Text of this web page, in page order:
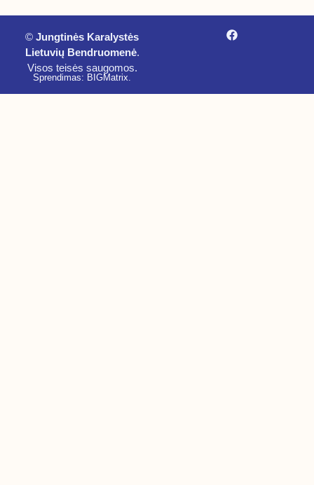
© Jungtinės Karalystės
Lietuvių Bendruomenė.
Visos teisės saugomos.
Sprendimas: BIGMatrix